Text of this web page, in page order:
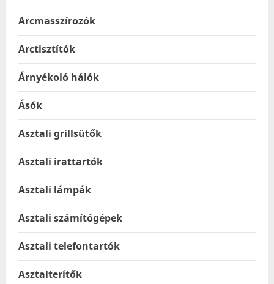
Arcmasszírozók
Arctisztítók
Árnyékoló hálók
Ásók
Asztali grillsütők
Asztali irattartók
Asztali lámpák
Asztali számítógépek
Asztali telefontartók
Asztalterítők